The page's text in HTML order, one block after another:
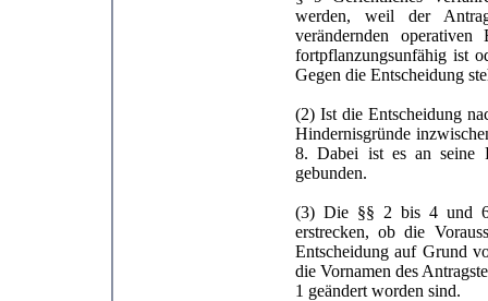
werden, weil der
verändernden
fortpflanzungsunfähig ist
Gegen die Entscheidung
(2) Ist die Entscheidung
Hindernisgründe
8. Dabei ist es an seine
gebunden.
(3) Die §§ 2 bis 4 und 6
erstrecken, ob die
Entscheidung auf Grund
die Vornamen des
1 geändert worden sind.